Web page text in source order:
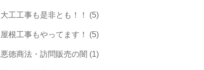
大工工事も是非とも！！ (5)
屋根工事もやってます！ (5)
悪徳商法・訪問販売の闇 (1)